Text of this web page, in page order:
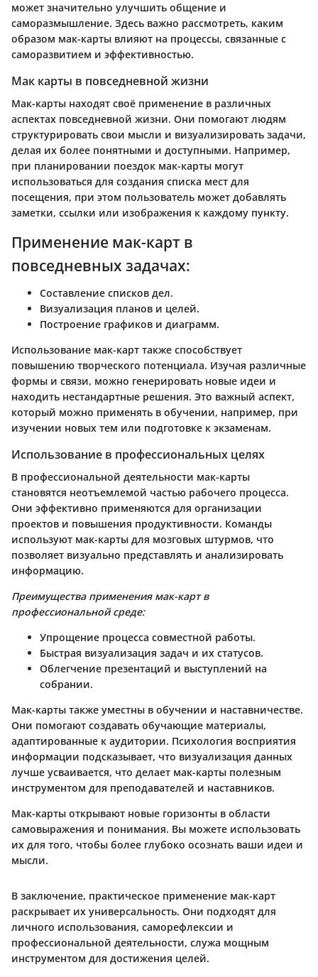
может значительно улучшить общение и
саморазмышление. Здесь важно рассмотреть, каким
образом мак-карты влияют на процессы, связанные с
саморазвитием и эффективностью.
Мак карты в повседневной жизни
Мак-карты находят своё применение в различных
аспектах повседневной жизни. Они помогают людям
структурировать свои мысли и визуализировать задачи,
делая их более понятными и доступными. Например,
при планировании поездок мак-карты могут
использоваться для создания списка мест для
посещения, при этом пользователь может добавлять
заметки, ссылки или изображения к каждому пункту.
Применение мак-карт в
повседневных задачах:
Составление списков дел.
Визуализация планов и целей.
Построение графиков и диаграмм.
Использование мак-карт также способствует
повышению творческого потенциала. Изучая различные
формы и связи, можно генерировать новые идеи и
находить нестандартные решения. Это важный аспект,
который можно применять в обучении, например, при
изучении новых тем или подготовке к экзаменам.
Использование в профессиональных целях
В профессиональной деятельности мак-карты
становятся неотъемлемой частью рабочего процесса.
Они эффективно применяются для организации
проектов и повышения продуктивности. Команды
используют мак-карты для мозговых штурмов, что
позволяет визуально представлять и анализировать
информацию.
Преимущества применения мак-карт в
профессиональной среде:
Упрощение процесса совместной работы.
Быстрая визуализация задач и их статусов.
Облегчение презентаций и выступлений на
собрании.
Мак-карты также уместны в обучении и наставничестве.
Они помогают создавать обучающие материалы,
адаптированные к аудитории. Психология восприятия
информации подсказывает, что визуализация данных
лучше усваивается, что делает мак-карты полезным
инструментом для преподавателей и наставников.
Мак-карты открывают новые горизонты в области
самовыражения и понимания. Вы можете использовать
их для того, чтобы более глубоко осознать ваши идеи и
мысли.
В заключение, практическое применение мак-карт
раскрывает их универсальность. Они подходят для
личного использования, саморефлексии и
профессиональной деятельности, служа мощным
инструментом для достижения целей.